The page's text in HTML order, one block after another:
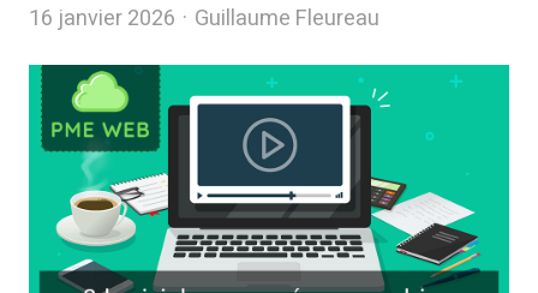
16 janvier 2026 Author
Guillaume Fleureau